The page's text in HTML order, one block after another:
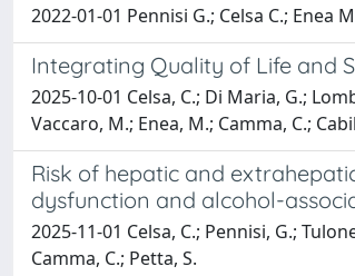
2022-01-01 Pennisi G.; Celsa C.; Enea
Integrating Quality of Life and
2025-10-01 Celsa, C.; Di Maria, G.;
Vaccaro, M.; Enea, M.; Camma, C.;
Risk of hepatic and
dysfunction and alcohol-
2025-11-01 Celsa, C.; Pennisi, G.;
Camma, C.; Petta, S.